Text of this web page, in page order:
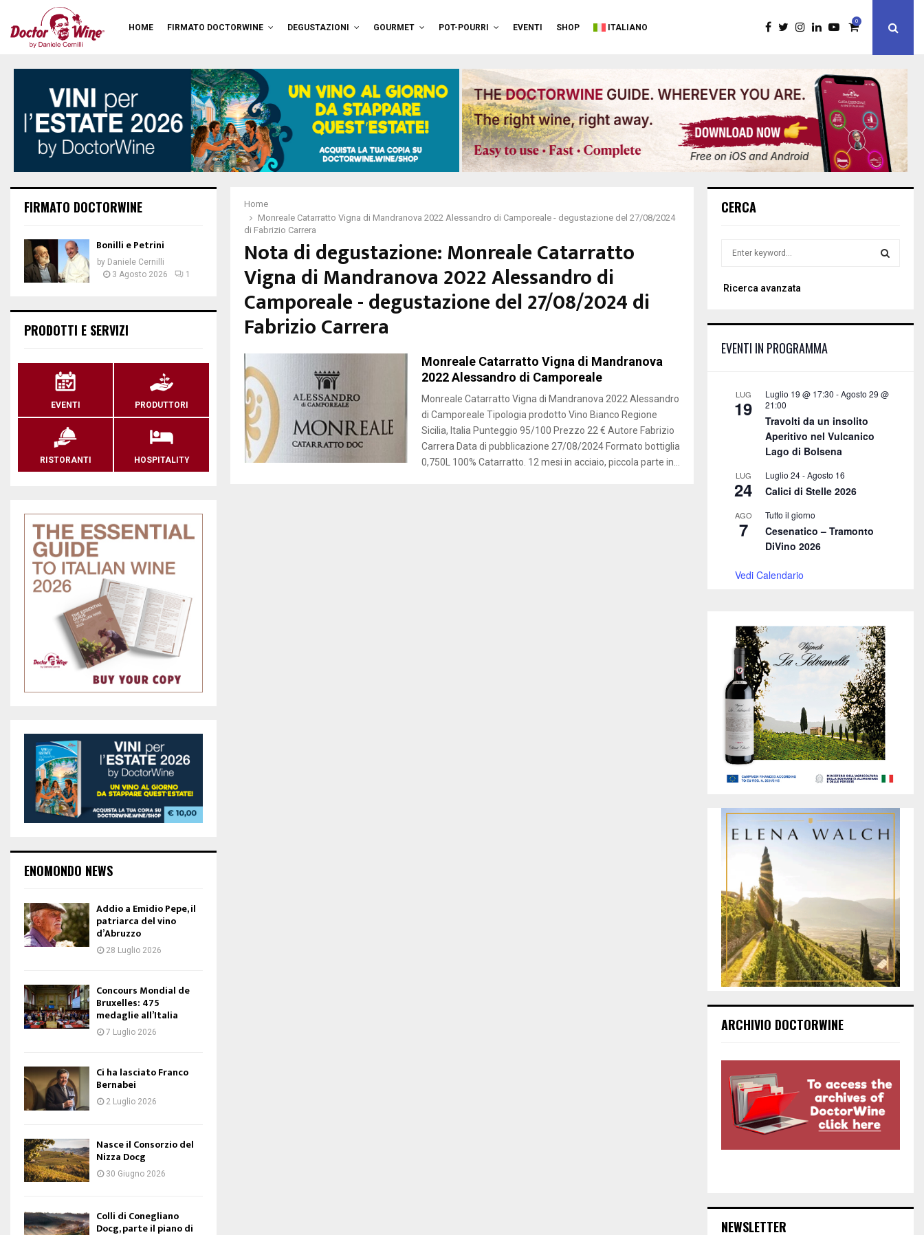
HOME FIRMATO DOCTORWINE DEGUSTAZIONI GOURMET POT-POURRI EVENTI SHOP ITALIANO
0
Home
Monreale Catarratto Vigna di Mandranova 2022 Alessandro di Camporeale - degustazione del 27/08/2024
di Fabrizio Carrera
Nota di degustazione: Monreale Catarratto
Vigna di Mandranova 2022 Alessandro di
Camporeale - degustazione del 27/08/2024 di
Fabrizio Carrera
Monreale Catarratto Vigna di Mandranova
2022 Alessandro di Camporeale
Monreale Catarratto Vigna di Mandranova 2022 Alessandro
di Camporeale Tipologia prodotto Vino Bianco Regione
Sicilia, Italia Punteggio 95/100 Prezzo 22 € Autore Fabrizio
Carrera Data di pubblicazione 27/08/2024 Formato bottiglia
0,750L 100% Catarratto. 12 mesi in acciaio, piccola parte in...
FIRMATO DOCTORWINE
Bonilli e Petrini
by Daniele Cernilli
3 Agosto 2026
1
PRODOTTI E SERVIZI
EVENTI PRODUTTORI
RISTORANTI HOSPITALITY
ENOMONDO NEWS
Addio a Emidio Pepe, il
patriarca del vino
d’Abruzzo
28 Luglio 2026
Concours Mondial de
Bruxelles: 475
medaglie all’Italia
7 Luglio 2026
Ci ha lasciato Franco
Bernabei
2 Luglio 2026
Nasce il Consorzio del
Nizza Docg
30 Giugno 2026
Colli di Conegliano
Docg, parte il piano di
CERCA
r
o
C
Ricerca avanzata
EVENTI IN PROGRAMMA
LUG
19
Luglio 19 @ 17:30 -Agosto 29 @
21:00
Travolti da un insolito
Aperitivo nel Vulcanico
Lago di Bolsena
LUG
24
Luglio 24-Agosto 16
Calici di Stelle 2026
AGO
7
Tutto il giorno
Cesenatico – Tramonto
DiVino 2026
Vedi Calendario
ARCHIVIO DOCTORWINE
NEWSLETTER